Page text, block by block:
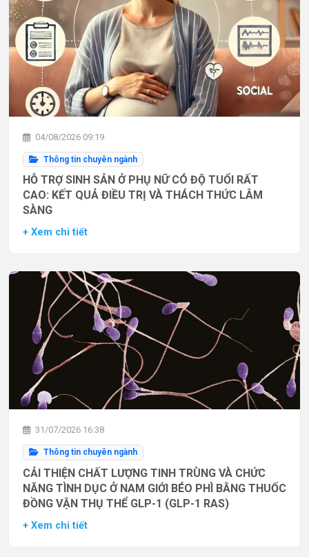
04/08/2026 09:19
Thông tin chuyên ngành
HỖ TRỢ SINH SẢN Ở PHỤ NỮ CÓ ĐỘ TUỔI RẤT
CAO: KẾT QUẢ ĐIỀU TRỊ VÀ THÁCH THỨC LÂM
SÀNG
+ Xem chi tiết
31/07/2026 16:38
Thông tin chuyên ngành
CẢI THIỆN CHẤT LƯỢNG TINH TRÙNG VÀ CHỨC
NĂNG TÌNH DỤC Ở NAM GIỚI BÉO PHÌ BẰNG THUỐC
ĐỒNG VẬN THỤ THỂ GLP-1 (GLP-1 RAS)
+ Xem chi tiết